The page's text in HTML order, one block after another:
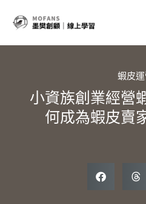
要
蝦皮
小資族創業經營
何成為蝦皮賣